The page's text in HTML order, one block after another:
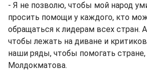
- Я не позволю, чтобы мой народ
просить помощи у каждого, кто
обращаться к лидерам всех стран.
чтобы лежать на диване и
наши ряды, чтобы помогать стране,
Молдокматова.